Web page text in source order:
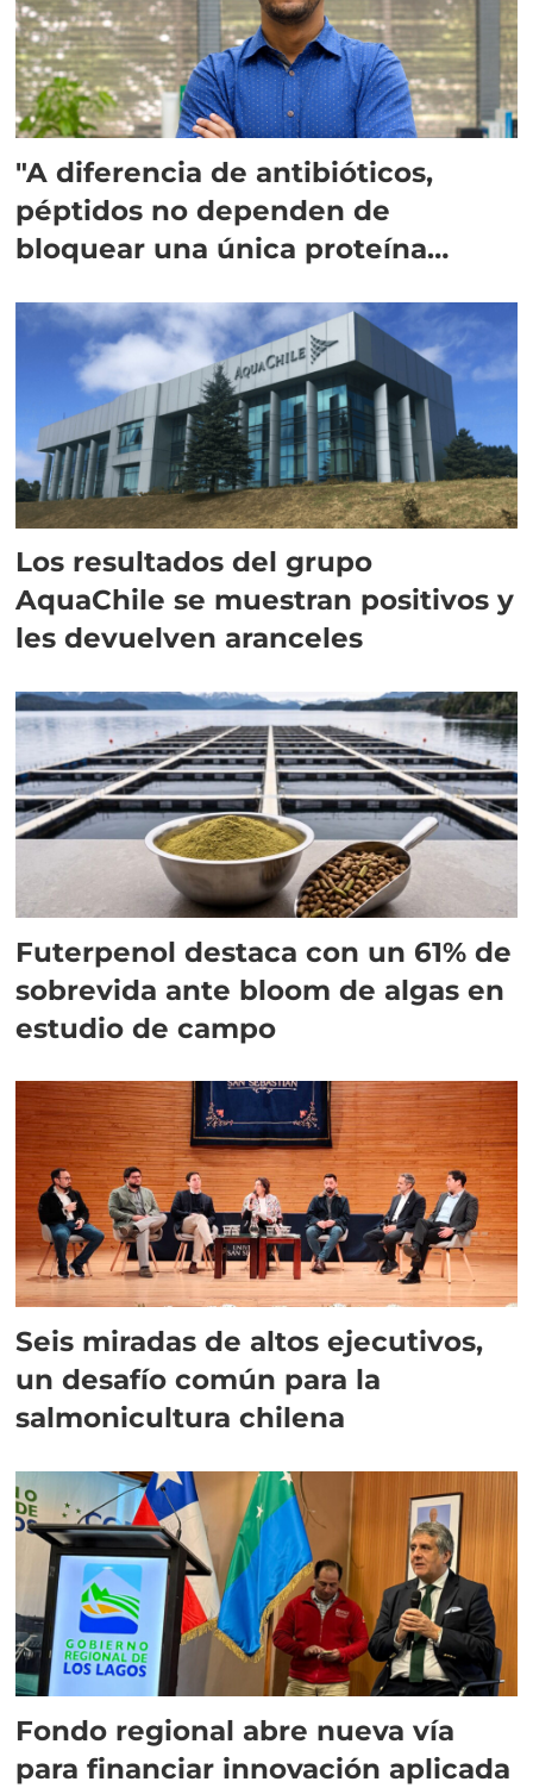
"A diferencia de antibióticos,
péptidos no dependen de
bloquear una única proteína
Los resultados del grupo
AquaChile se muestran positivos y
les devuelven aranceles
Futerpenol destaca con un 61% de
sobrevida ante bloom de algas en
estudio de campo
Seis miradas de altos ejecutivos,
un desafío común para la
salmonicultura chilena
Fondo regional abre nueva vía
para financiar innovación aplicada